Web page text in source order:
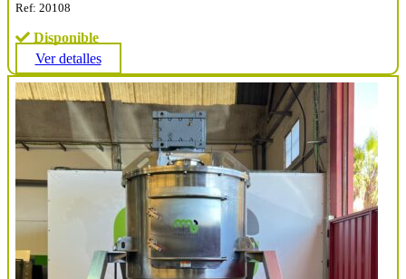
Ref: 20108
Disponible
Ver detalles